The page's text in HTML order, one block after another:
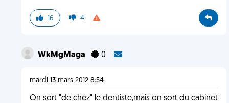
16 4
WkMgMaga 0
mardi 13 mars 2012 8:54
On sort "de chez" le dentiste,mais on sort du cabinet